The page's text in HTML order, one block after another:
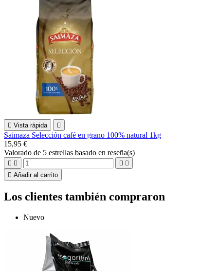
 Vista rápida 
Saimaza Selección café en grano 100% natural 1kg
15,95 €
Valorado de 5 estrellas basado en reseña(s)
   
 Añadir al carrito
Los clientes también compraron
Nuevo